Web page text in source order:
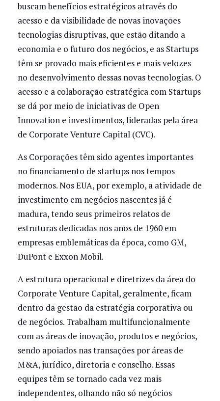
buscam benefícios estratégicos através do
acesso e da visibilidade de novas inovações
tecnologias disruptivas, que estão ditando a
economia e o futuro dos negócios, e as Startups
têm se provado mais eficientes e mais velozes
no desenvolvimento dessas novas tecnologias. O
acesso e a colaboração estratégica com Startups
se dá por meio de iniciativas de Open
Innovation e investimentos, lideradas pela área
de Corporate Venture Capital (CVC).
As Corporações têm sido agentes importantes
no financiamento de startups nos tempos
modernos. Nos EUA, por exemplo, a atividade de
investimento em negócios nascentes já é
madura, tendo seus primeiros relatos de
estruturas dedicadas nos anos de 1960 em
empresas emblemáticas da época, como GM,
DuPont e Exxon Mobil.
A estrutura operacional e diretrizes da área do
Corporate Venture Capital, geralmente, ficam
dentro da gestão da estratégia corporativa ou
de negócios. Trabalham multifuncionalmente
com as áreas de inovação, produtos e negócios,
sendo apoiados nas transações por áreas de
M&A, jurídico, diretoria e conselho. Essas
equipes têm se tornado cada vez mais
independentes, olhando não só negócios